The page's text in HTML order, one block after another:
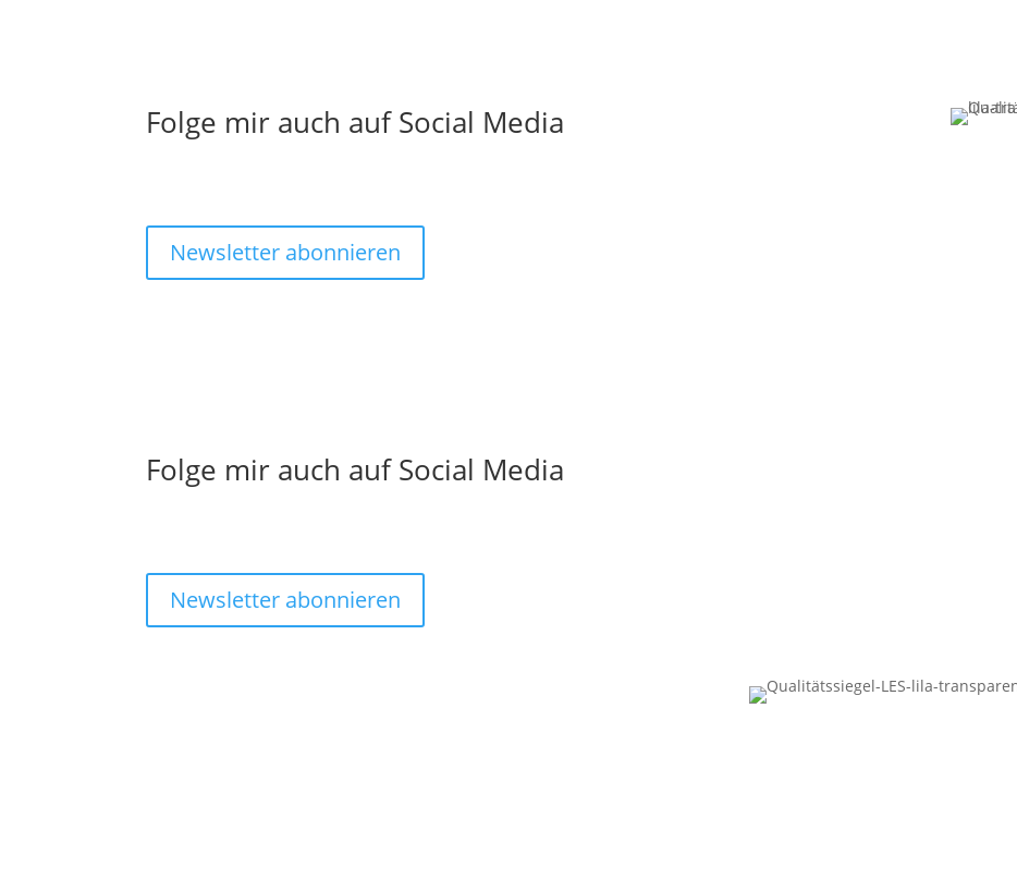
Folge mir auch auf Social Media
Newsletter abonnieren
Folge mir auch auf Social Media
Newsletter abonnieren